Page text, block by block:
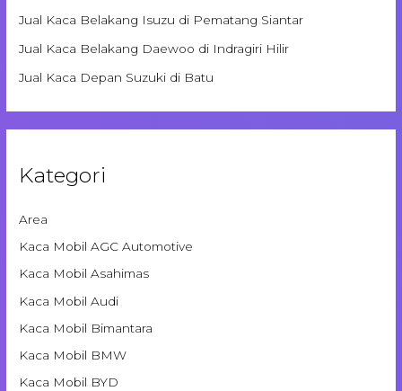
Jual Kaca Belakang Isuzu di Pematang Siantar
Jual Kaca Belakang Daewoo di Indragiri Hilir
Jual Kaca Depan Suzuki di Batu
Kategori
Area
Kaca Mobil AGC Automotive
Kaca Mobil Asahimas
Kaca Mobil Audi
Kaca Mobil Bimantara
Kaca Mobil BMW
Kaca Mobil BYD